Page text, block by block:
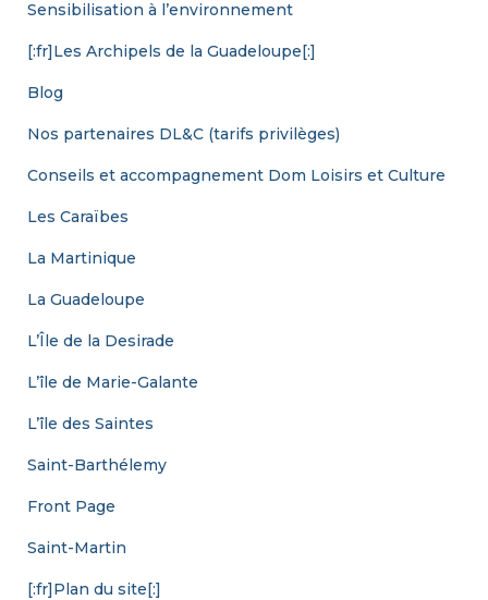
Sensibilisation à l’environnement
[:fr]Les Archipels de la Guadeloupe[:]
Blog
Nos partenaires DL&C (tarifs privilèges)
Conseils et accompagnement Dom Loisirs et Culture
Les Caraïbes
La Martinique
La Guadeloupe
L’Île de la Desirade
L’île de Marie-Galante
L’île des Saintes
Saint-Barthélemy
Front Page
Saint-Martin
[:fr]Plan du site[:]